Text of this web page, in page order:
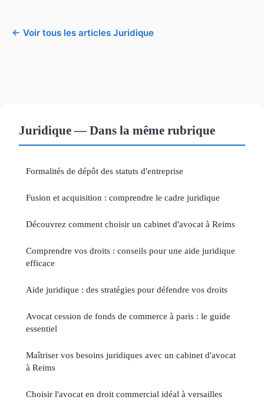
← Voir tous les articles Juridique
Juridique — Dans la même rubrique
Formalités de dépôt des statuts d'entreprise
Fusion et acquisition : comprendre le cadre juridique
Découvrez comment choisir un cabinet d'avocat à Reims
Comprendre vos droits : conseils pour une aide juridique
efficace
Aide juridique : des stratégies pour défendre vos droits
Avocat cession de fonds de commerce à paris : le guide
essentiel
Maîtriser vos besoins juridiques avec un cabinet d'avocat
à Reims
Choisir l'avocat en droit commercial idéal à versailles